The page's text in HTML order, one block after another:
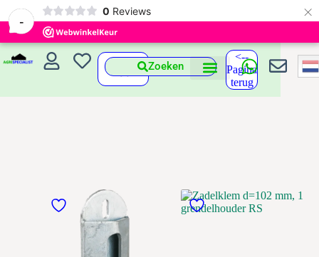
-
0 Reviews ×
Zoeken
<--
Pagina
terug